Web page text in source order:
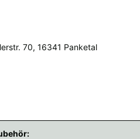
70, 16341 Panketal